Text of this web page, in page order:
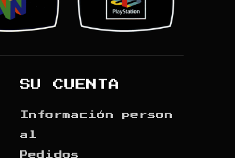
SU CUENTA
Información person
al
Pedidos